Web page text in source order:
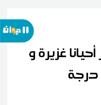
غزيرة و